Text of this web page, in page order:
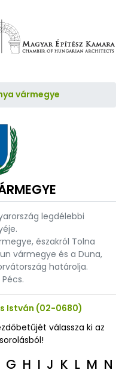
vármegye
legdélebbi
északról Tolna
vármegye és a Duna,
határolja.
István (02-0680)
válassza ki az
G H I J K L M N